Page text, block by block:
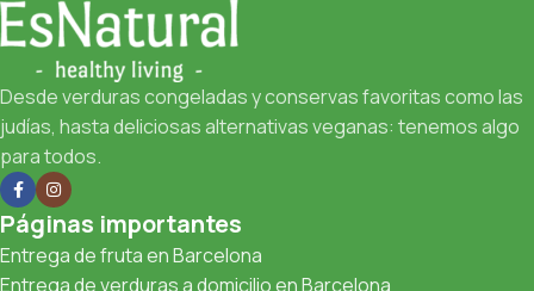
Desde verduras congeladas y conservas favoritas como las
judías, hasta deliciosas alternativas veganas: tenemos algo
para todos.
Páginas importantes
Entrega de fruta en Barcelona
Entrega de verduras a domicilio en Barcelona